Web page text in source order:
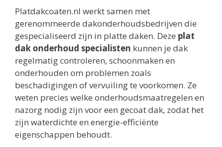
Platdakcoaten.nl werkt samen met
gerenommeerde dakonderhoudsbedrijven die
gespecialiseerd zijn in platte daken. Deze plat
dak onderhoud specialisten kunnen je dak
regelmatig controleren, schoonmaken en
onderhouden om problemen zoals
beschadigingen of vervuiling te voorkomen. Ze
weten precies welke onderhoudsmaatregelen en
nazorg nodig zijn voor een gecoat dak, zodat het
zijn waterdichte en energie-efficiënte
eigenschappen behoudt.